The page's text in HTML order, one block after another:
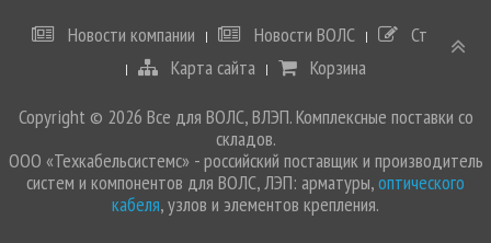
Новости компании Новости ВОЛС
Статьи
Карта сайта
Корзина
Copyright © 2026 Все для ВОЛС, ВЛЭП. Комплексные поставки со
складов.
ООО «Техкабельсистемс» - российский поставщик и производитель
систем и компонентов для ВОЛС, ЛЭП: арматуры,оптического
кабеля, узлов и элементов крепления.